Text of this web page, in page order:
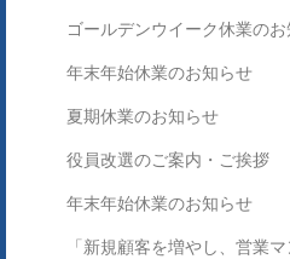
ゴールデンウイーク休業の
年末年始休業のお知らせ
夏期休業のお知らせ
役員改選のご案内・ご挨拶
年末年始休業のお知らせ
「新規顧客を増やし、営業